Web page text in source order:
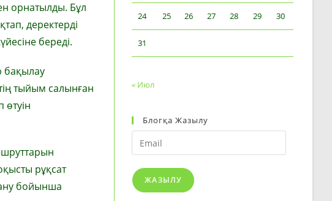
орнатылды. Бұл
деректерді
береді.
бақылау
тыйым салынған
өтуін
рұқсат
бойынша
24 25 26 27 28 29 30
31
« Июл
Блогқа Жазылу
Email
ЖАЗЫЛУ